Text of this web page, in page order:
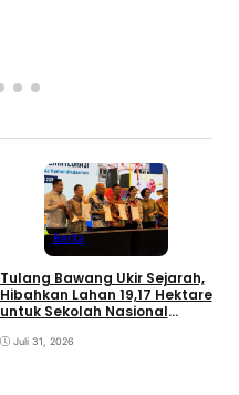
Berita
Tulang Bawang Ukir Sejarah,
Hibahkan Lahan 19,17 Hektare
untuk Sekolah Nasional
Juli 31, 2026